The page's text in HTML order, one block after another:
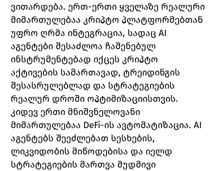
ვითარდება. ერთ-ერთი ყველაზე რეალური
მიმართულებაა კრიპტო პლატფორმებთან
უფრო ღრმა ინტეგრაცია, სადაც AI
აგენტები შესაძლოა ჩაშენებულ
ინსტრუმენტებად იქცეს კრიპტო
აქტივების სამართავად, ტრეიდინგის
შესასრულებლად და სტრატეგიების
რეალურ დროში ოპტიმიზაციისთვის.
კიდევ ერთი მნიშვნელოვანი
მიმართულებაა DeFi-ის ავტომატიზაცია. AI
აგენტებს შეეძლებათ სესხების,
ლიკვიდობის მიწოდებისა და იელდ
სტრატეგიების მართვა მუდმივი